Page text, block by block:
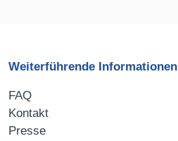
Weiterführende Informationen
FAQ
Kontakt
Presse